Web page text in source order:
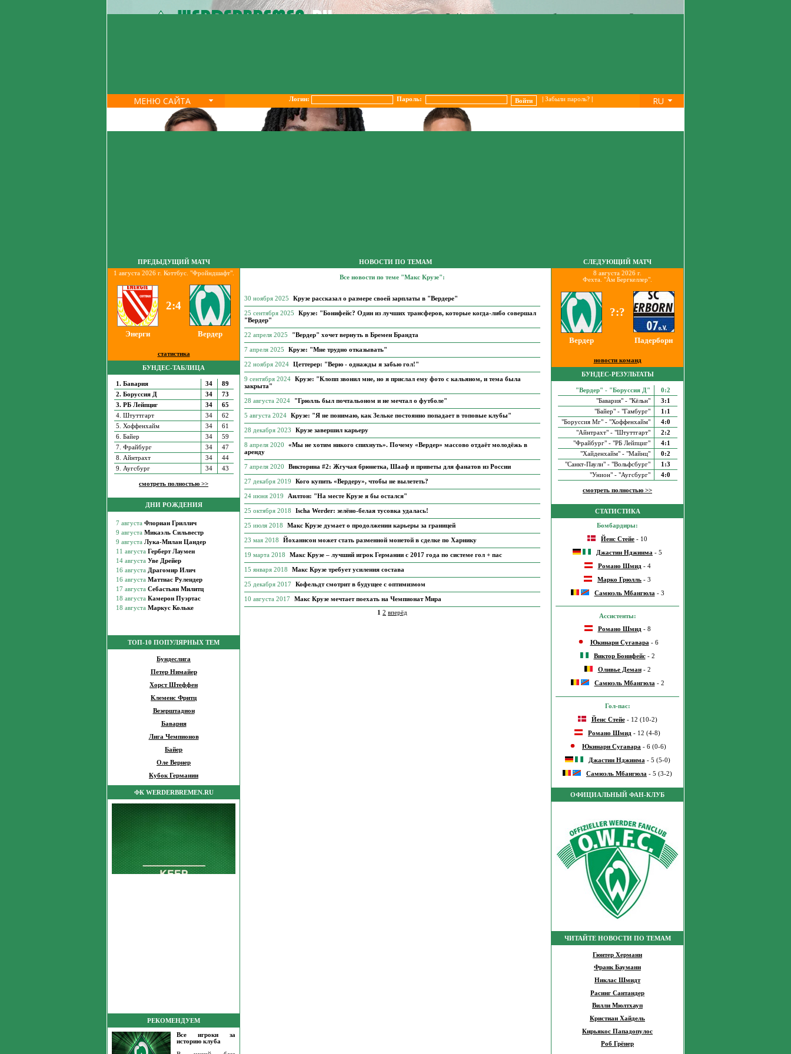
МЕНЮ САЙТА Логин: Пароль: Забыли пароль?| RU
ПРЕДЫДУЩИЙ МАТЧ
1 августа 2026 г. Коттбус. "Фройндшафт".
2:4
Энерги Вердер
статистика
БУНДЕС-ТАБЛИЦА
1. Бавария 34
89
2. Боруссия Д
34
73
3. РБ Лейпциг
34
65
4. Штуттгарт
34
62
5. Хоффенхайм
34
61
6. Байер
34
59
7. Фрайбург
34
47
8. Айнтрахт
34
44
9. Аугсбург
34 43
смотреть полностью >>
ДНИ РОЖДЕНИЯ
ТОП-10 ПОПУЛЯРНЫХ ТЕМ
Бундеслига
Петер Нимайер
Хорст Штеффен
Клеменс Фритц
Везерштадион
Бавария
Лига Чемпионов
Байер
Оле Вернер
Кубок Германии
ФК WERDERBREMEN.RU
РЕКОМЕНДУЕМ
Все игроки за
историю клуба
НОВОСТИ ПО ТЕМАМ
Все новости по теме "Макс Крузе":
30 ноября 2025 Крузе рассказал о размере своей зарплаты в "Вердере"
25 сентября 2025
Крузе: "Бонифейс? Один из лучших трансферов, которые когда-либо совершал
"Вердер"
22 апреля 2025 "Вердер" хочет вернуть в Бремен Брандта
7 апреля 2025 Крузе: "Мне трудно отказывать"
22 ноября 2024 Цеттерер: "Верю - однажды я забью гол!"
9 сентября 2024
Крузе: "Клопп звонил мне, но я прислал ему фото с кальяном, и тема была
закрыта"
28 августа 2024 "Грюлль был почтальоном и не мечтал о футболе"
5 августа 2024 Крузе: "Я не понимаю, как Зельке постоянно попадает в топовые клубы"
28 декабря 2023 Крузе завершил карьеру
8 апреля 2020
«Мы не хотим никого спихнуть». Почему «Вердер» массово отдаёт молодёжь в
аренду
7 апреля 2020 Викторина #2: Жгучая брюнетка, Шааф и приветы для фанатов из России
27 декабря 2019 Кого купить «Вердеру», чтобы не вылететь?
24 июня 2019 Аилтон: "На месте Крузе я бы остался"
25 октября 2018 Ischa Werder: зелёно-белая тусовка удалась!
25 июля 2018 Макс Крузе думает о продолжении карьеры за границей
23 мая 2018 Йоханнсон может стать разменной монетой в сделке по Харнику
19 марта 2018 Макс Крузе – лучший игрок Германии с 2017 года по системе гол + пас
15 января 2018 Макс Крузе требует усиления состава
25 декабря 2017 Кофельдт смотрит в будущее с оптимизмом
10 августа 2017 Макс Крузе мечтает поехать на Чемпионат Мира
1 2 вперёд
СЛЕДУЮЩИЙ МАТЧ
8 августа 2026 г.
Фехта. "Ам Бергкеллер".
?:?
Вердер Падерборн
новости команд
БУНДЕС-РЕЗУЛЬТАТЫ
"Вердер" - "Боруссия Д"
0:2
"Бавария" - "Кёльн"
3:1
"Байер" - "Гамбург"
1:1
"Боруссия Мг" - "Хоффенхайм"
4:0
"Айнтрахт" - "Штуттгарт"
2:2
"Фрайбург" - "РБ Лейпциг"
4:1
"Хайденхайм" - "Майнц"
0:2
"Санкт-Паули" - "Вольфсбург"
1:3
"Унион" - "Аугсбург"
4:0
смотреть полностью >>
СТАТИСТИКА
Бомбардиры:
Йенс Стейе - 10
Джастин Нджинма - 5
Романо Шмид- 4
Марко Грюлль - 3
Самюэль Мбангюла - 3
Ассистенты:
Романо Шмид- 8
Юкинари Сугавара- 6
Виктор Бонифейс- 2
Оливье Деман- 2
Самюэль Мбангюла- 2
Гол-пас:
Йенс Стейе- 12 (10-2)
Романо Шмид - 12 (4-8)
Юкинари Сугавара - 6 (0-6)
Джастин Нджинма - 5 (5-0)
Самюэль Мбангюла - 5 (3-2)
ОФИЦИАЛЬНЫЙ ФАН-КЛУБ
ЧИТАЙТЕ НОВОСТИ ПО ТЕМАМ
Гюнтер Херманн
Франк Бауманн
Никлас Шмидт
Расинг Сантандер
Вилли Мюлтхауп
Кристиан Хайдель
Кирьякос Пападопулос
Роб Грёнер